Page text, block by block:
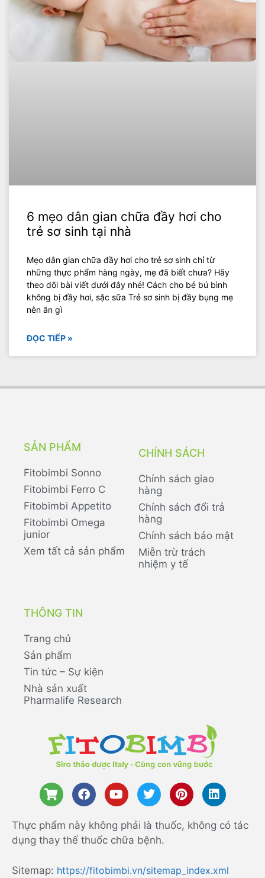
6 mẹo dân gian chữa đầy hơi cho
trẻ sơ sinh tại nhà
Mẹo dân gian chữa đầy hơi cho trẻ sơ sinh chỉ từ
những thực phẩm hàng ngày, mẹ đã biết chưa? Hãy
theo dõi bài viết dưới đây nhé! Cách cho bé bú bình
không bị đầy hơi, sặc sữa Trẻ sơ sinh bị đầy bụng mẹ
nên ăn gì
ĐỌC TIẾP »
SẢN PHẨM
Fitobimbi Sonno
Fitobimbi Ferro C
Fitobimbi Appetito
Fitobimbi Omega
junior
Xem tất cả sản phẩm
CHÍNH SÁCH
Chính sách giao
hàng
Chính sách đổi trả
hàng
Chính sách bảo mật
Miễn trừ trách
nhiệm y tế
THÔNG TIN
Trang chủ
Sản phẩm
Tin tức – Sự kiện
Nhà sản xuất
Pharmalife Research
Thực phẩm này không phải là thuốc, không có tác
dụng thay thế thuốc chữa bệnh.
Sitemap: https://fitobimbi.vn/sitemap_index.xml